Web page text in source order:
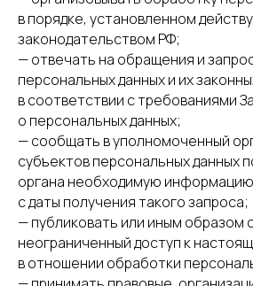
в порядке, установленном
законодательством РФ;
— отвечать на обращения и
персональных данных и их
в соответствии с требованиями
о персональных данных;
— сообщать в уполномоченный
субъектов персональных данных
органа необходимую информацию
с даты получения такого запроса;
— публиковать или иным образом
неограниченный доступ к
в отношении обработки